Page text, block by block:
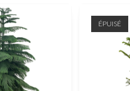
ÉPUISÉ